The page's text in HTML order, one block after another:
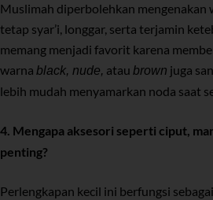
Muslimah diperbolehkan mengenakan
tetap syar’i, longgar, serta terjamin
memang menjadi favorit karena
warna black, nude, atau brown juga
lebih mudah menyamarkan noda saat
4. Mengapa aksesori seperti ciput,
penting?
Perlengkapan kecil ini berfungsi